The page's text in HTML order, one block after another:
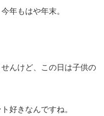
年もはや年末。
んけど、この日は子供の
好きなんですね。